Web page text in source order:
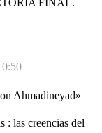
Ahmadineyad»
las creencias del